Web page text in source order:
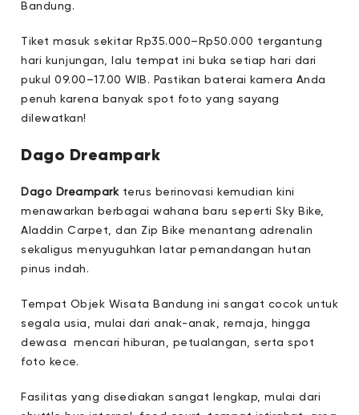
Bandung.
Tiket masuk sekitar Rp35.000–Rp50.000 tergantung
hari kunjungan, lalu tempat ini buka setiap hari dari
pukul 09.00–17.00 WIB. Pastikan baterai kamera Anda
penuh karena banyak spot foto yang sayang
dilewatkan!
Dago Dreampark
Dago Dreamparkterus berinovasi kemudian kini
menawarkan berbagai wahana baru seperti Sky Bike,
Aladdin Carpet, dan Zip Bike menantang adrenalin
sekaligus menyuguhkan latar pemandangan hutan
pinus indah.
Tempat Objek Wisata Bandung ini sangat cocok untuk
segala usia, mulai dari anak-anak, remaja, hingga
dewasa mencari hiburan, petualangan, serta spot
foto kece.
Fasilitas yang disediakan sangat lengkap, mulai dari